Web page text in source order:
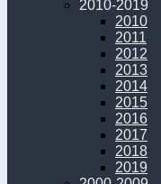
2010-2019
2010
2011
2012
2013
2014
2015
2016
2017
2018
2019